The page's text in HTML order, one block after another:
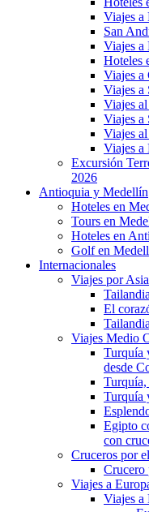
Viajes a
San
Viajes a
Hoteles
Viajes a
Viajes a
Viajes
Viajes a
Viajes
Viajes a
Excursión
2026
Antioquia y Medellín
Hoteles en
Tours en
Hoteles en
Golf en
Internacionales
Viajes por Asia
El
Viajes Medio
Turquía
desde
Turquía
Egipto
con
Cruceros por
Crucero
Viajes a
Viajes a